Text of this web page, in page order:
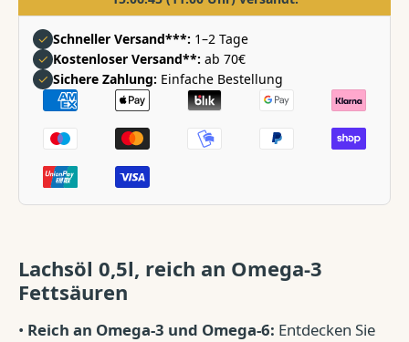
✓ Schneller Versand***: 1–2 Tage
✓ Kostenloser Versand**: ab 70€
✓ Sichere Zahlung: Einfache Bestellung
Zahlungsarten
Lachsöl 0,5l, reich an Omega-3
Fettsäuren
• Reich an Omega-3 und Omega-6: Entdecken Sie